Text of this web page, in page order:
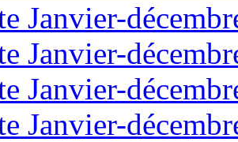
Janvier-
Janvier-
Janvier-
Janvier-